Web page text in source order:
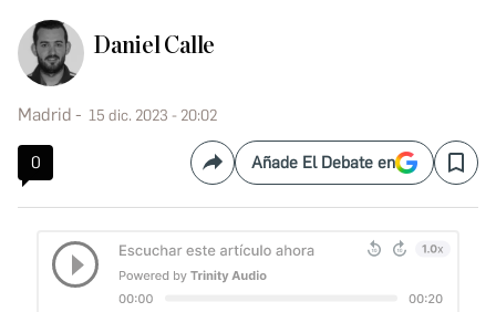
Daniel Calle
Madrid 15 dic. 2023 - 20:02
0 CompartirAñade El Debate en Save